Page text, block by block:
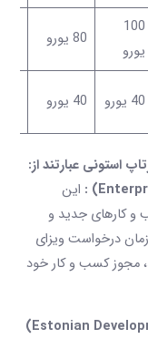
100
یورو
80 یورو
40 یورو 40 یورو
استونی عبارتند از:
این
و کارهای جدید و
درخواست ویزای
مجوز کسب و کار خود